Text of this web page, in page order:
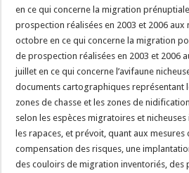
en ce qui concerne la migration
prospection réalisées en 2003 et 2006 aux
octobre en ce qui concerne la migration
de prospection réalisées en 2003 et 2006
juillet en ce qui concerne l’avifaune
documents cartographiques représentant
zones de chasse et les zones de
selon les espèces migratoires et
les rapaces, et prévoit, quant aux mesures
compensation des risques, une
des couloirs de migration inventoriés, des